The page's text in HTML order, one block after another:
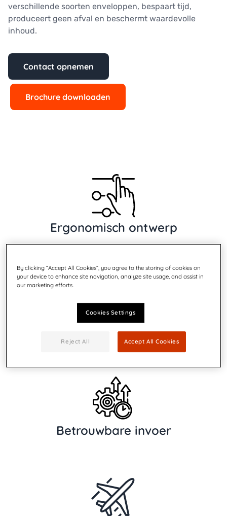
verschillende soorten enveloppen, bespaart tijd,
produceert geen afval en beschermt waardevolle
inhoud.
Contact opnemen
Brochure downloaden
Ergonomisch ontwerp
Gemakkelijk laden
Betrouwbare invoer
By clicking “Accept All Cookies”, you agree to the storing of cookies on
your device to enhance site navigation, analyze site usage, and assist in
our marketing efforts.
Cookies Settings
Reject All Accept All Cookies